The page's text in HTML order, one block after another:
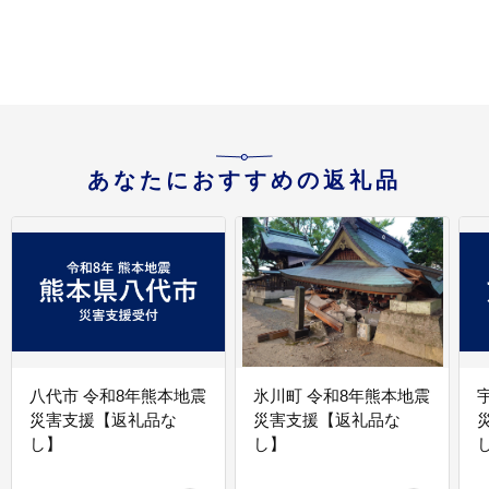
あなたにおすすめの返礼品
八代市 令和8年熊本地震
災害支援【返礼品な
し】
氷川町 令和8年熊本地震
災害支援【返礼品な
し】